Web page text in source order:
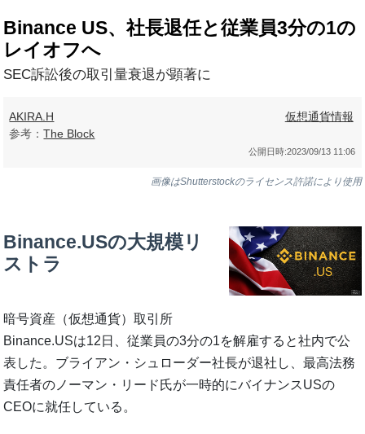
Binance US、社長退任と従業員3分の1の
レイオフへ
SEC訴訟後の取引量衰退が顕著に
AKIRA.H
参考：The Block
仮想通貨情報
公開日時:2023/09/13 11:06
画像はShutterstockのライセンス許諾により使用
Binance.USの大規模リ
ストラ
暗号資産（仮想通貨）取引所
Binance.USは12日、従業員の3分の1を解雇すると社内で公
表した。ブライアン・シュローダー社長が退社し、最高法務
責任者のノーマン・リード氏が一時的にバイナンスUSの
CEOに就任している。